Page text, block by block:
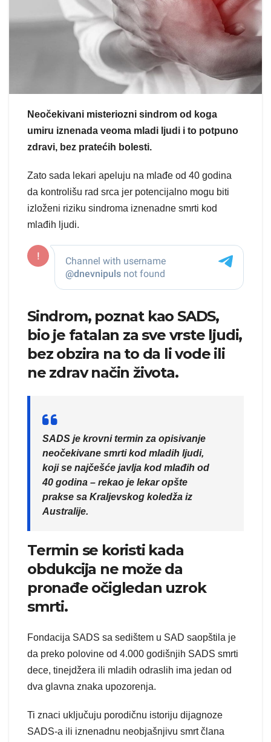
Neočekivani misteriozni sindrom od koga
umiru iznenada veoma mladi ljudi i to potpuno
zdravi, bez pratećih bolesti.
Zato sada lekari apeluju na mlađe od 40 godina
da kontrolišu rad srca jer potencijalno mogu biti
izloženi riziku sindroma iznenadne smrti kod
mlađih ljudi.
Sindrom, poznat kao SADS,
bio je fatalan za sve vrste ljudi,
bez obzira na to da li vode ili
ne zdrav način života.
SADS je krovni termin za opisivanje
neočekivane smrti kod mladih ljudi,
koji se najčešće javlja kod mlađih od
40 godina – rekao je lekar opšte
prakse sa Kraljevskog koledža iz
Australije.
Termin se koristi kada
obdukcija ne može da
pronađe očigledan uzrok
smrti.
Fondacija SADS sa sedištem u SAD saopštila je
da preko polovine od 4.000 godišnjih SADS smrti
dece, tinejdžera ili mladih odraslih ima jedan od
dva glavna znaka upozorenja.
Ti znaci uključuju porodičnu istoriju dijagnoze
SADS-a ili iznenadnu neobjašnjivu smrt člana